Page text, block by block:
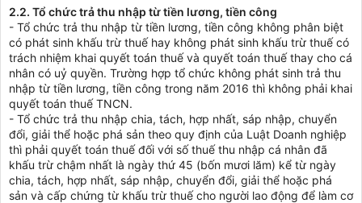
2.2. Tổ chức trả thu nhập từ tiền lương, tiền công
- Tổ chức trả thu nhập từ tiền lương, tiền công không phân biệt
có phát sinh khấu trừ thuế hay không phát sinh khấu trừ thuế có
trách nhiệm khai quyết toán thuế và quyết toán thuế thay cho cá
nhân có uỷ quyền. Trường hợp tổ chức không phát sinh trả thu
nhập từ tiền lương, tiền công trong năm 2016 thì không phải khai
quyết toán thuế TNCN.
- Tổ chức trả thu nhập chia, tách, hợp nhất, sáp nhập, chuyển
đổi, giải thể hoặc phá sản theo quy định của Luật Doanh nghiệp
thì phải quyết toán thuế đối với số thuế thu nhập cá nhân đã
khấu trừ chậm nhất là ngày thứ 45 (bốn mươi lăm) kể từ ngày
chia, tách, hợp nhất, sáp nhập, chuyển đổi, giải thể hoặc phá
sản và cấp chứng từ khấu trừ thuế cho người lao động để làm cơ